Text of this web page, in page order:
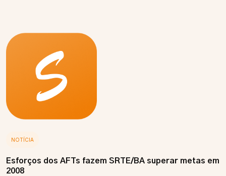
NOTÍCIA
Esforços dos AFTs fazem SRTE/BA superar metas em
2008